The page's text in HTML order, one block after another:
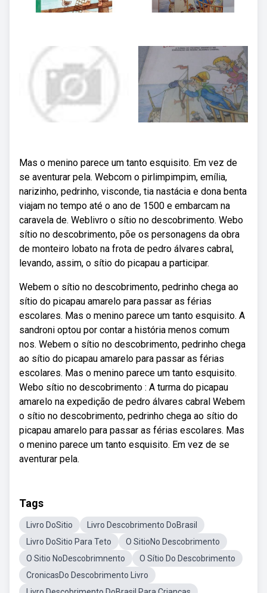
Mas o menino parece um tanto esquisito. Em vez de
se aventurar pela. Webcom o pirlimpimpim, emília,
narizinho, pedrinho, visconde, tia nastácia e dona benta
viajam no tempo até o ano de 1500 e embarcam na
caravela de. Weblivro o sítio no descobrimento. Webo
sítio no descobrimento, põe os personagens da obra
de monteiro lobato na frota de pedro álvares cabral,
levando, assim, o sítio do picapau a participar.
Webem o sítio no descobrimento, pedrinho chega ao
sítio do picapau amarelo para passar as férias
escolares. Mas o menino parece um tanto esquisito. A
sandroni optou por contar a história menos comum
nos. Webem o sítio no descobrimento, pedrinho chega
ao sítio do picapau amarelo para passar as férias
escolares. Mas o menino parece um tanto esquisito.
Webo sítio no descobrimento : A turma do picapau
amarelo na expedição de pedro álvares cabral Webem
o sítio no descobrimento, pedrinho chega ao sítio do
picapau amarelo para passar as férias escolares. Mas
o menino parece um tanto esquisito. Em vez de se
aventurar pela.
Tags
Livro DoSitio
Livro Descobrimento DoBrasil
Livro DoSitio Para Teto
O SitioNo Descobrimento
O Sitio NoDescobrimnento
O Sítio Do Descobrimento
CronicasDo Descobrimento Livro